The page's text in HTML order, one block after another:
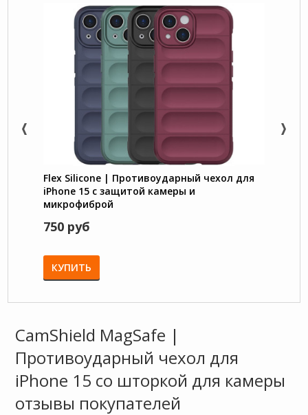
Flex Silicone | Противоударный чехол для
iPhone 15 с защитой камеры и
микрофиброй
750 руб
КУПИТЬ
CamShield MagSafe |
Противоударный чехол для
iPhone 15 со шторкой для камеры
отзывы покупателей